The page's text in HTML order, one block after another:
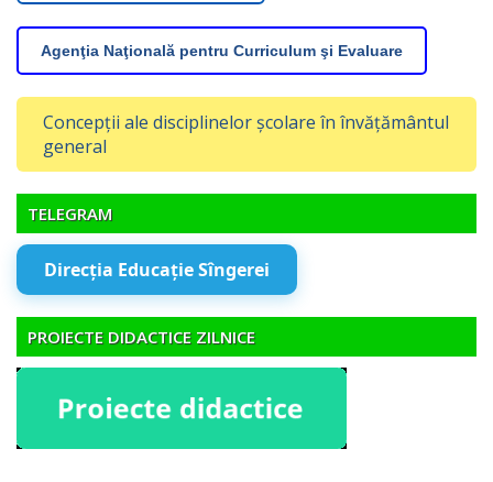
Agenţia Naţională pentru Curriculum şi Evaluare
Concepții ale disciplinelor școlare în învățământul
general
TELEGRAM
Direcția Educație Sîngerei
PROIECTE DIDACTICE ZILNICE